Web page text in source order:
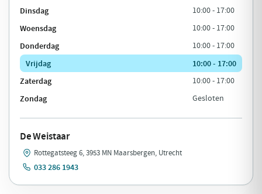
Dinsdag 10:00 - 17:00
Woensdag 10:00 - 17:00
Donderdag 10:00 - 17:00
Vrijdag
10:00 - 17:00
Zaterdag
10:00 - 17:00
Zondag Gesloten
De Weistaar
Rottegatsteeg 6, 3953 MN Maarsbergen, Utrecht
033 286 1943